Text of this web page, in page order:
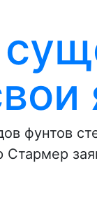
фунтов